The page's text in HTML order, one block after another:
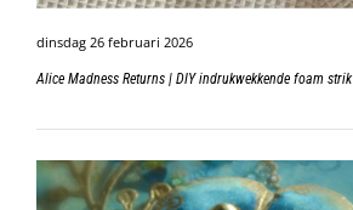
dinsdag 26 februari 2026
Alice Madness Returns | DIY indrukwekkende foam strik